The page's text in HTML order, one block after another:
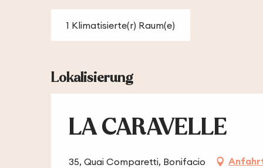
1 Klimatisierte(r) Raum(e)
Lokalisierung
LA CARAVELLE
35, Quai Comparetti, Bonifacio